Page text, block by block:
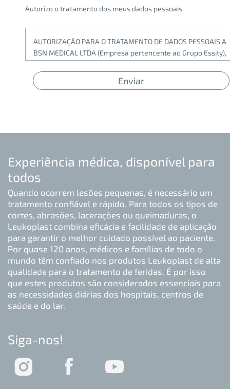
Autorizo o tratamento dos meus dados pessoais.
AUTORIZAÇÃO PARA O TRATAMENTO DE DADOS PESSOAIS A
BSN MEDICAL LTDA (Empresa pertencente ao Grupo Essity),
proteção de dados pessoais e outras normas locais e
tratados internacionais que a complementem ou
mensagens instantâneas (WhatsApp ou similares), redes
sobre promoções, descontos, lançamentos, alterações de
produtos e políticas; c) Análise de estratégias comerciais; d)
Contato com o titular; e) Faturamento eletrônico; f)
Gerenciamento de pedidos, reclamações, queixas ou
solicitações de garantia; g) Transferência e/ou transmissão
de dados pessoais sensíveis às entidades públicas
competentes, seja por mandado legal, ordem judicial ou
administrativa, em caso de conhecimento por parte da BSN
MEDICAL LTDA de eventos adversos relacionados a
reclamações técnicas ou outros; h) Transferência dos dados
pessoais para empresas afiliadas, vinculadas ou matriz da
BSN MEDICAL LTDA ou terceiros para a execução das
finalidades mencionadas; i) Transmissão dos dados ao
por meio do encarregado; k) Envio de atividades de
fidelização, treinamento e/ou capacitação. Direitos do
Titular: Como Titular, você poderá: Acessar, conhecer,
atualizar e retificar seus dados, bem como solicitar a
Experiência médica, disponível para
todos
Quando ocorrem lesões pequenas, é necessário um
tratamento confiável e rápido. Para todos os tipos de
cortes, abrasões, lacerações ou queimaduras, o
Leukoplast combina eficácia e facilidade de aplicação
para garantir o melhor cuidado possível ao paciente.
Por quase 120 anos, médicos e famílias de todo o
mundo têm confiado nos produtos Leukoplast de alta
qualidade para o tratamento de feridas. É por isso
que estes produtos são considerados essenciais para
as necessidades diárias dos hospitais, centros de
saúde e do lar.
Siga-nos!